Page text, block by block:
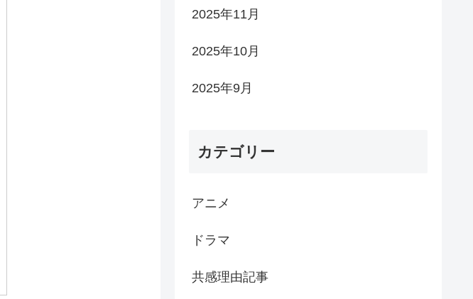
2025年11月
2025年10月
2025年9月
カテゴリー
アニメ
ドラマ
共感理由記事